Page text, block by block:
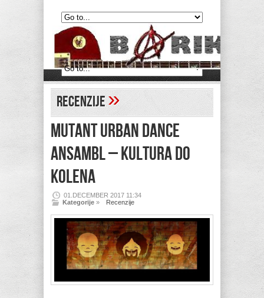
Recenzije»
MUTANT URBAN DANCE
ANSAMBL – Kultura do
kolena
01.DECEMBER 2017 11:34
Kategorije » Recenzije